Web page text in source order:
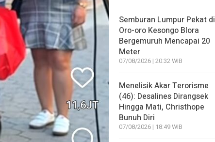
Semburan Lumpur Pekat di
Oro-oro Kesongo Blora
Bergemuruh Mencapai 20
Meter
07/08/2026 | 20:32 WIB
Menelisik Akar Terorisme
(46): Desalines Dirangsek
Hingga Mati, Christhope
Bunuh Diri
07/08/2026 | 18:49 WIB